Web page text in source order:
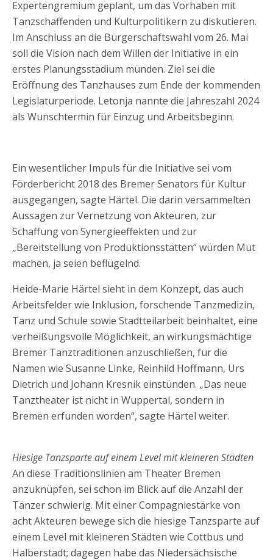
Expertengremium geplant, um das Vorhaben mit
Tanzschaffenden und Kulturpolitikern zu diskutieren.
Im Anschluss an die Bürgerschaftswahl vom 26. Mai
soll die Vision nach dem Willen der Initiative in ein
erstes Planungsstadium münden. Ziel sei die
Eröffnung des Tanzhauses zum Ende der kommenden
Legislaturperiode. Letonja nannte die Jahreszahl 2024
als Wunschtermin für Einzug und Arbeitsbeginn.
Ein wesentlicher Impuls für die Initiative sei vom
Förderbericht 2018 des Bremer Senators für Kultur
ausgegangen, sagte Härtel. Die darin versammelten
Aussagen zur Vernetzung von Akteuren, zur
Schaffung von Synergieeffekten und zur
„Bereitstellung von Produktionsstätten“ würden Mut
machen, ja seien beflügelnd.
Heide-Marie Härtel sieht in dem Konzept, das auch
Arbeitsfelder wie Inklusion, forschende Tanzmedizin,
Tanz und Schule sowie Stadtteilarbeit beinhaltet, eine
verheißungsvolle Möglichkeit, an wirkungsmächtige
Bremer Tanztraditionen anzuschließen, für die
Namen wie Susanne Linke, Reinhild Hoffmann, Urs
Dietrich und Johann Kresnik einstünden. „Das neue
Tanztheater ist nicht in Wuppertal, sondern in
Bremen erfunden worden“, sagte Härtel weiter.
Hiesige Tanzsparte auf einem Level mit kleineren Städten
An diese Traditionslinien am Theater Bremen
anzuknüpfen, sei schon im Blick auf die Anzahl der
Tänzer schwierig. Mit einer Compagniestärke von
acht Akteuren bewege sich die hiesige Tanzsparte auf
einem Level mit kleineren Städten wie Cottbus und
Halberstadt; dagegen habe das Niedersächsische